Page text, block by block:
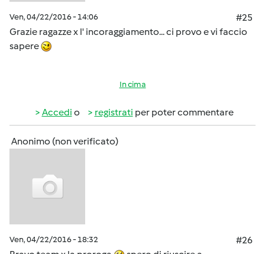
Ven, 04/22/2016 - 14:06
#25
Grazie ragazze x l' incoraggiamento... ci provo e vi faccio
sapere
In cima
Accedi o registrati per poter commentare
Anonimo (non verificato)
Ven, 04/22/2016 - 18:32
#26